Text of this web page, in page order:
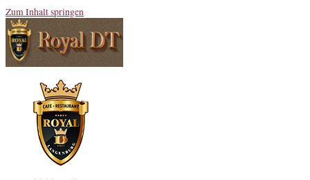
Zum Inhalt springen